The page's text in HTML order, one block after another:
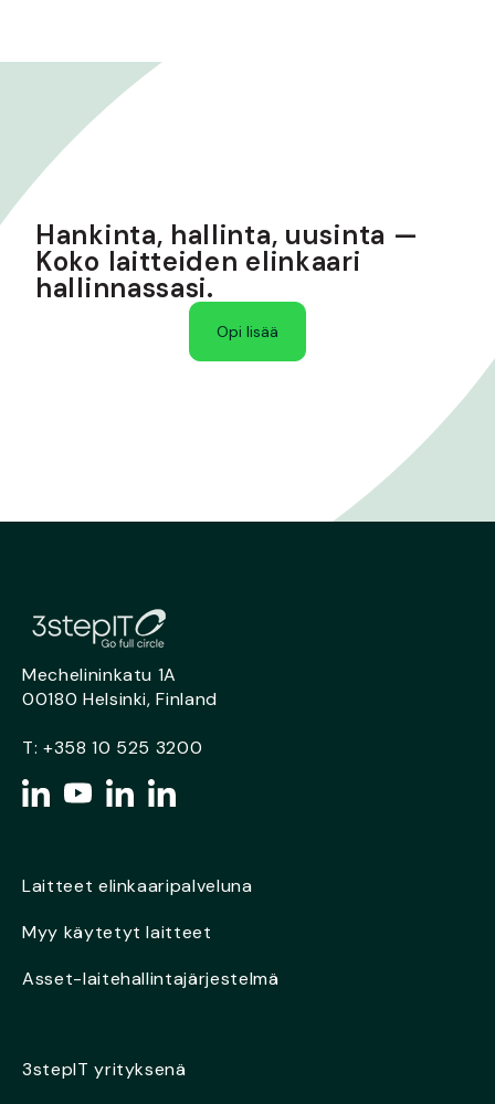
Hankinta, hallinta, uusinta —
Koko laitteiden elinkaari
hallinnassasi.
Opi lisää
Mechelininkatu 1A
00180 Helsinki, Finland
T: +358 10 525 3200
Laitteet elinkaaripalveluna
Myy käytetyt laitteet
Asset-laitehallintajärjestelmä
3stepIT yrityksenä